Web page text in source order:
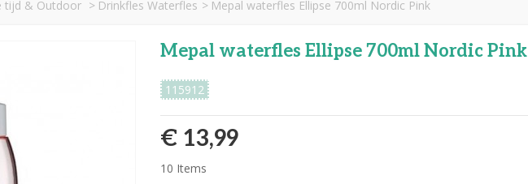
tijd & Outdoor > Drinkfles Waterfles > Mepal waterfles Ellipse 700ml Nordic Pink
Mepal waterfles Ellipse 700ml Nordic Pink
115912
€ 13,99
10 Items